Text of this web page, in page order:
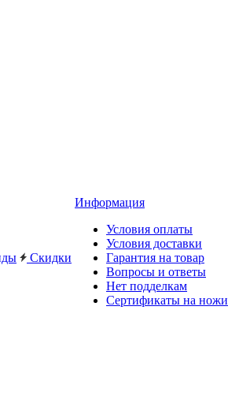
Скидки
Информация
Условия оплаты
Условия доставки
Гарантия на товар
Вопросы и ответы
Нет подделкам
Сертификаты на ножи